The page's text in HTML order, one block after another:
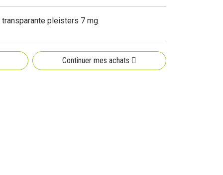
pleisters 7 mg.
Continuer mes achats